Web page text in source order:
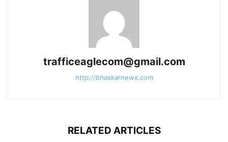
trafficeaglecom@gmail.com
http://bhaskarnews.com
RELATED ARTICLES